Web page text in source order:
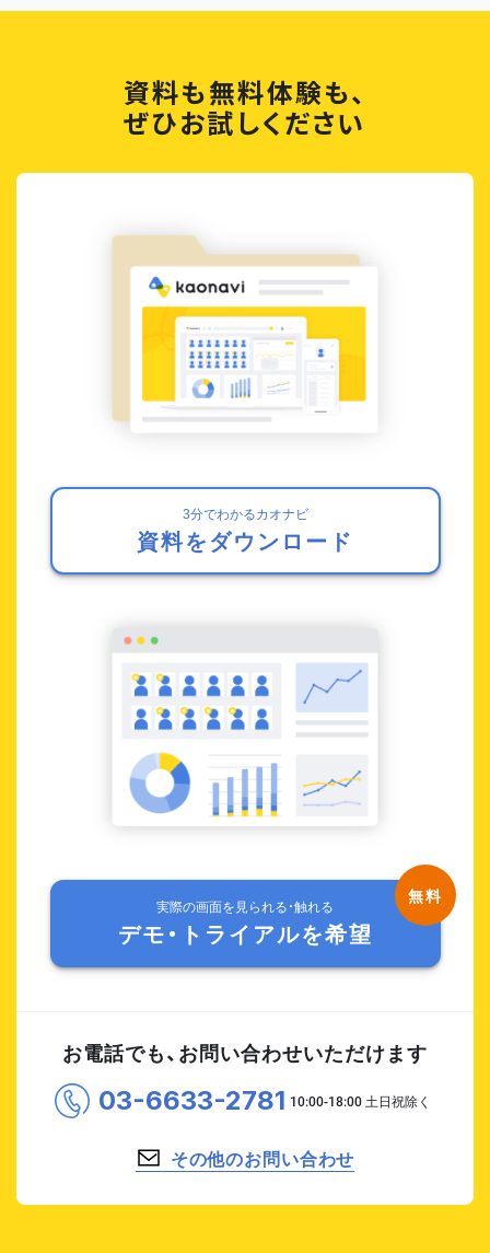
資料も無料体験も、
ぜひお試しください
3分でわかるカオナビ
資料をダウンロード
実際の画面を見られる・触れる
デモ・トライアルを希望
お電話でも、お問い合わせいただけます
03-6633-2781
その他のお問い合わせ